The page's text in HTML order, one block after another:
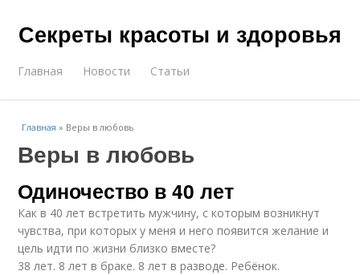
Секреты красоты и здоровья
Главная Новости Статьи
Главная » Веры в любовь
Веры в любовь
Одиночество в 40 лет
Как в 40 лет встретить мужчину, с которым возникнут
чувства, при которых у меня и него появится желание и
цель идти по жизни близко вместе?
38 лет. 8 лет в браке. 8 лет в разводе. Ребёнок.